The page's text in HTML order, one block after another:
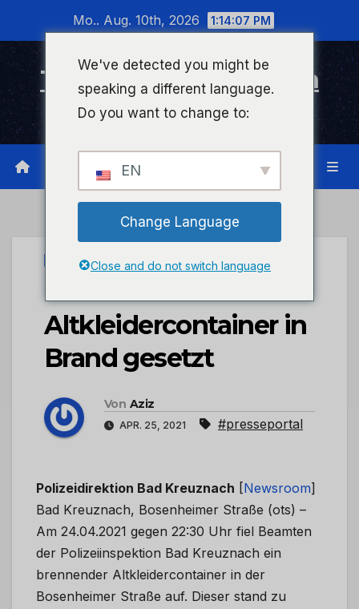
wechseln
Mo.. Aug. 10th, 2026 1:14:08 PM
Timeline Bad Kreuznach
Infonetzwerk für Bad Kreuznach
PRESSEPORTAL
POL-PDKH:
Altkleidercontainer in
Brand gesetzt
Von Aziz
APR. 25, 2021 #presseportal
Polizeidirektion Bad Kreuznach [Newsroom]
Bad Kreuznach, Bosenheimer Straße (ots) –
Am 24.04.2021 gegen 22:30 Uhr fiel Beamten
der Polizeiinspektion Bad Kreuznach ein
brennender Altkleidercontainer in der
Bosenheimer Straße auf. Dieser stand zu
We've detected you might be
speaking a different language.
Do you want to change to:
EN
Change Language
Close and do not switch language